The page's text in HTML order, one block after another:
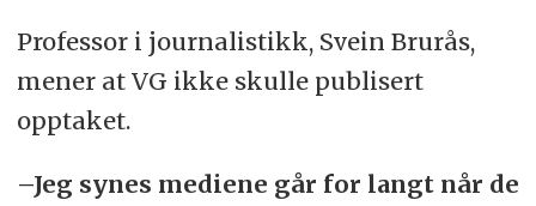
Professor i journalistikk, Svein Brurås,
mener at VG ikke skulle publisert
opptaket.
–Jeg synes mediene går for langt når de